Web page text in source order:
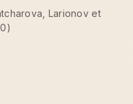
Larionov et